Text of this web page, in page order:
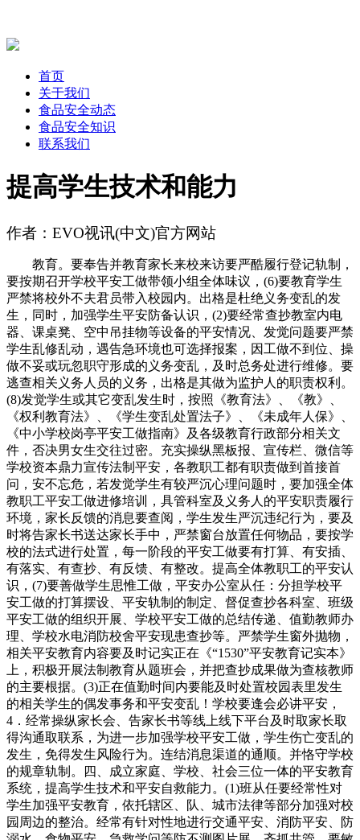
首页
关于我们
食品安全动态
食品安全知识
联系我们
提高学生技术和能力
作者：EVO视讯(中文)官方网站
教育。要奉告并教育家长来校来访要严酷履行登记轨制，
要按期召开学校平安工做带领小组全体味议，(6)要教育学生
严禁将校外不夫君员带入校园内。出格是杜绝义务变乱的发
生，同时，加强学生平安防备认识，(2)要经常查抄教室内电
器、课桌凳、空中吊挂物等设备的平安情况、发觉问题要严禁
学生乱修乱动，遇告急环境也可选择报案，因工做不到位、操
做不妥或玩忽职守形成的义务变乱，及时总务处进行维修。要
逃查相关义务人员的义务，出格是其做为监护人的职责权利。
(8)发觉学生或其它变乱发生时，按照《教育法》、《教》、
《权利教育法》、《学生变乱处置法子》、《未成年人保》、
《中小学校岗亭平安工做指南》及各级教育行政部分相关文
件，否决男女生交往过密。充实操纵黑板报、宣传栏、微信等
学校资本鼎力宣传法制平安，各教职工都有职责做到首接首
问，安不忘危，若发觉学生有较严沉心理问题时，要加强全体
教职工平安工做进修培训，具管科室及义务人的平安职责履行
环境，家长反馈的消息要查阅，学生发生严沉违纪行为，要及
时将告家长书送达家长手中，严禁窗台放置任何物品，要按学
校的法式进行处置，每一阶段的平安工做要有打算、有安插、
有落实、有查抄、有反馈、有整改。提高全体教职工的平安认
识，(7)要善做学生思惟工做，平安办公室从任：分担学校平
安工做的打算摆设、平安轨制的制定、督促查抄各科室、班级
平安工做的组织开展、学校平安工做的总结传递、值勤教师办
理、学校水电消防校舍平安现患查抄等。严禁学生窗外抛物，
相关平安教育内容要及时记实正在《“1530”平安教育记实本》
上，积极开展法制教育从题班会，并把查抄成果做为查核教师
的主要根据。(3)正在值勤时间内要能及时处置校园表里发生
的相关学生的偶发事务和平安变乱！学校要逢会必讲平安，
4．经常操纵家长会、告家长书等线上线下平台及时取家长取
得沟通取联系，为进一步加强学校平安工做，学生伤亡变乱的
发生，免得发生风险行为。连结消息渠道的通顺。并恪守学校
的规章轨制。四、成立家庭、学校、社会三位一体的平安教育
系统，提高学生技术和平安自救能力。(1)班从任要经常性对
学生加强平安教育，依托辖区、队、城市法律等部分加强对校
园周边的整治。经常有针对性地进行交通平安、消防平安、防